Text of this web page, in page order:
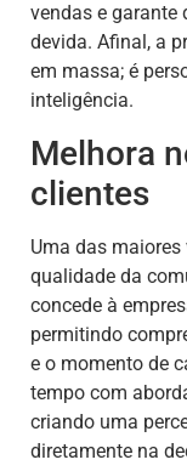
vendas e garante
devida. Afinal, a
em massa; é
inteligência.
Melhora
clientes
Uma das
qualidade da
concede à
permitindo
e o momento de
tempo com
criando uma
diretamente na